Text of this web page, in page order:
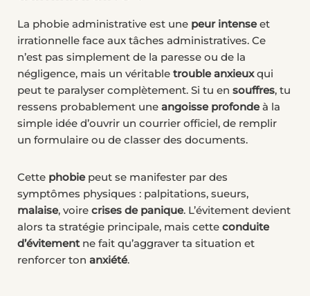
La phobie administrative est une peur intenseet
irrationnelle face aux tâches administratives. Ce
n’est pas simplement de la paresse ou de la
négligence, mais un véritable trouble anxieuxqui
peut te paralyser complètement. Si tu en souffres, tu
ressens probablement une angoisse profondeà la
simple idée d’ouvrir un courrier officiel, de remplir
un formulaire ou de classer des documents.
Cette phobiepeut se manifester par des
symptômes physiques : palpitations, sueurs,
malaise, voire crises de panique. L’évitement devient
alors ta stratégie principale, mais cette conduite
d’évitementne fait qu’aggraver ta situation et
renforcer ton anxiété.